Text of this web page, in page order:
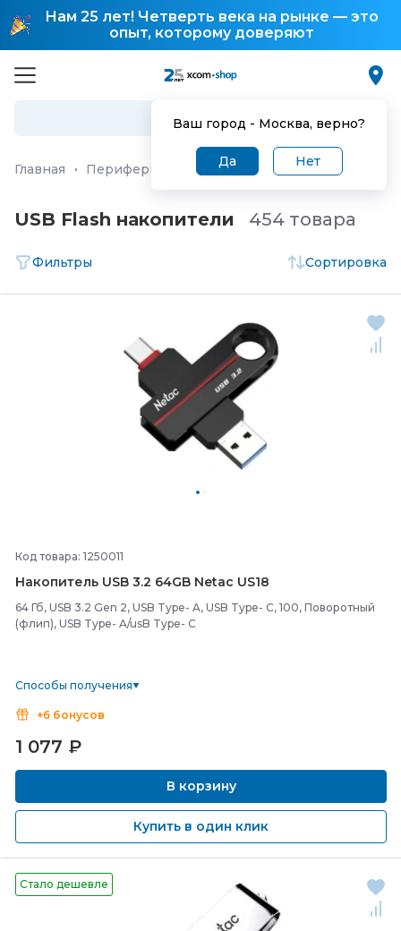
Нам 25 лет! Четверть века на рынке — это
опыт, которому доверяют
Ваш город - Москва, верно?
Да Нет
Главная · Периферия и аксессуары Внешние
USB Flash накопители 454 товара
Фильтры Сортировка
Код товара: 1250011
Накопитель USB 3.2 64GB Netac US18
64 Гб, USB 3.2 Gen 2, USB Type- A, USB Type- C, 100, Поворотный
(флип), USB Type- A/usB Type- C
Способы получения
+6 бонусов
1 077 ₽
В корзину
Купить в один клик
Стало дешевле